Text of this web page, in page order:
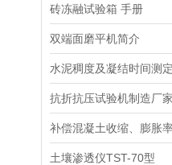
砖冻融试验箱 手册
双端面磨平机简介
水泥稠度及凝结时间测
抗折抗压试验机制造厂家
土壤渗透仪TST-70型